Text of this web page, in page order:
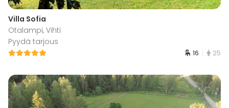
Villa Sofia
Otalampi, Vihti
Pyydä tarjous
16 25